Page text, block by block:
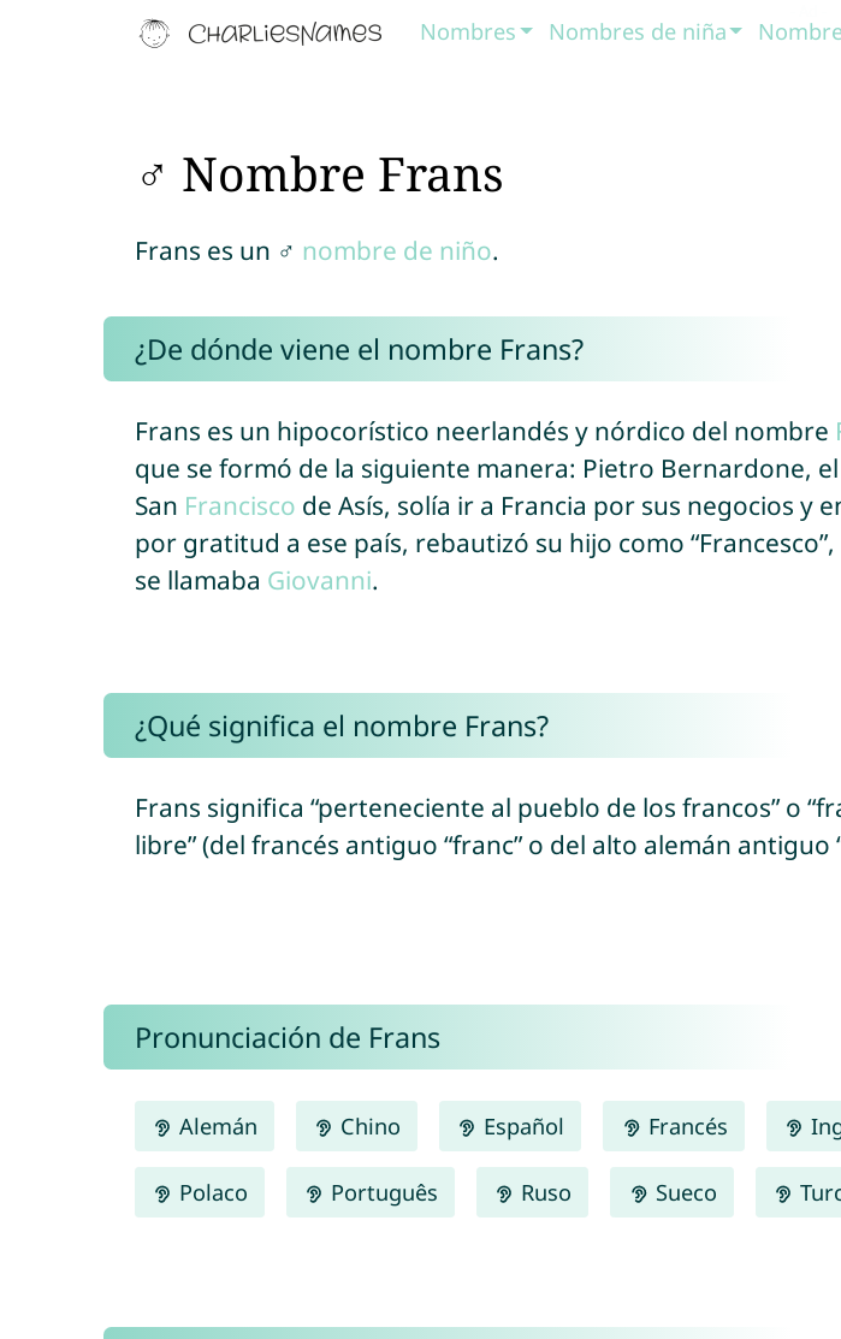
Nombres Nombres de niña
♂ Nombre Frans
Frans es un ♂ nombre de niño.
¿De dónde viene el nombre Frans?
Frans es un hipocorístico neerlandés y nórdico del nombre
que se formó de la siguiente manera: Pietro Bernardone,
San Francisco de Asís, solía ir a Francia por sus negocios y
por gratitud a ese país, rebautizó su hijo como
se llamaba Giovanni.
¿Qué significa el nombre Frans?
Frans significa “perteneciente al pueblo de los francos” o
libre” (del francés antiguo “franc” o del alto alemán antiguo
Pronunciación de Frans
Alemán Chino Español Francés
Polaco Português Ruso Sueco